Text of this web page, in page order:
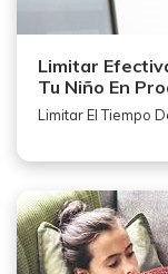
Limitar
Tu Niño En
Limitar El Tiempo